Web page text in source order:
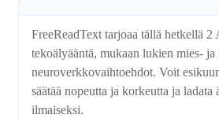
FreeReadText tarjoaa tällä hetkellä
tekoälyääntä, mukaan lukien mies- ja
neuroverkkovaihtoehdot. Voit
säätää nopeutta ja korkeutta ja ladata
ilmaiseksi.